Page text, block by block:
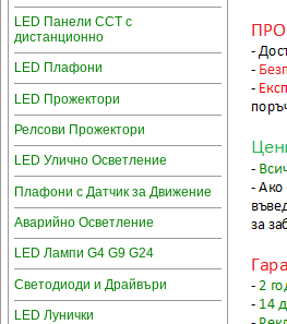
LED Панели CCT с
дистанционно
LED Плафони
LED Прожектори
Релсови Прожектори
LED Улично Осветление
Плафони с Датчик за Движение
Аварийно Осветление
LED Лампи G4 G9 G24
Светодиоди и Драйвъри
LED Лунички